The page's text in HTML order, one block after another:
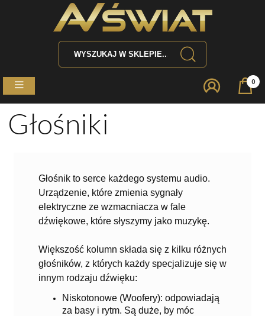
0
Głośniki
Głośnik to serce każdego systemu audio.
Urządzenie, które zmienia sygnały
elektryczne ze wzmacniacza w fale
dźwiękowe, które słyszymy jako muzykę.
Większość kolumn składa się z kilku różnych
głośników, z których każdy specjalizuje się w
innym rodzaju dźwięku:
Niskotonowe (Woofery): odpowiadają
za basy i rytm. Są duże, by móc